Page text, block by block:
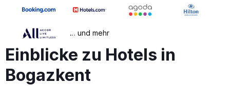
… und mehr
Einblicke zu Hotels in
Bogazkent